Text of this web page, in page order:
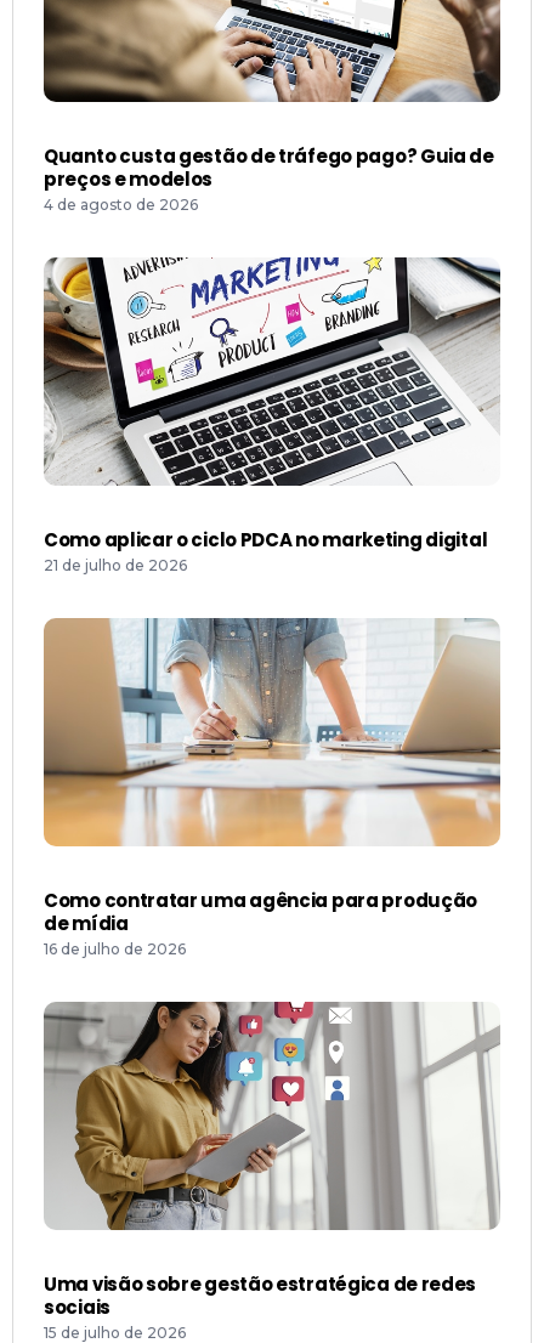
Quanto custa gestão de tráfego pago? Guia de
preços e modelos
4 de agosto de 2026
Como aplicar o ciclo PDCA no marketing digital
21 de julho de 2026
Como contratar uma agência para produção
de mídia
16 de julho de 2026
Uma visão sobre gestão estratégica de redes
sociais
15 de julho de 2026